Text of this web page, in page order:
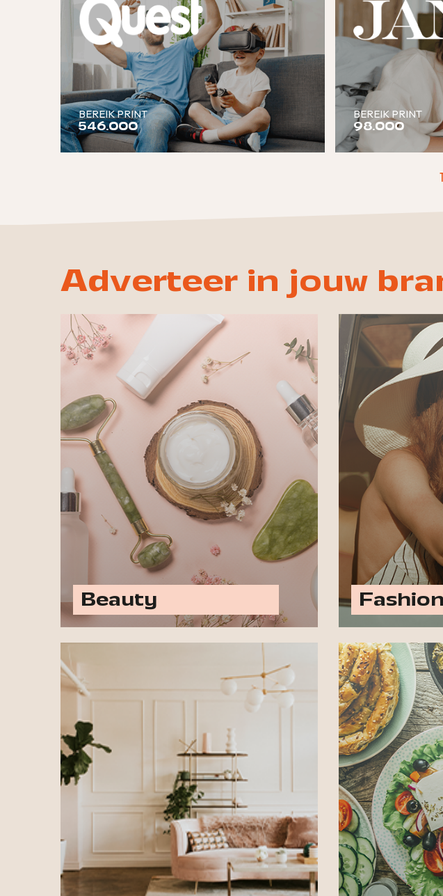
BEREIK PRINT
546.000
BEREIK PRINT
98.000
1
Adverteer in jouw
Beauty
Laat jouw merk schitteren met
advertenties in titels zoals &C, Marie
Claire, JAN, ELLE, Cosmopolitan,
Grazia, Flair, Beautyill.nl, Harpers
Bazaar, FEM-FEM.nl, Beau Monde en
meer.
Ontdek alle beauty opties Fashion
Laat
Claire,
Grazia,
Bazaar,
Laat jouw merk schitteren met
advertenties in titels zoals ELLE
Decoration, VOGUE Living, vtwonen,
&C, Margriet, Landleven, Residence en
Laat
Foodies,
Landleven,